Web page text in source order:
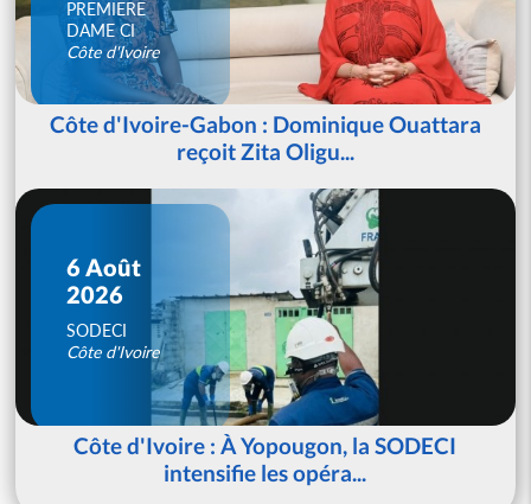
PREMIERE
DAME CI
Côte d'Ivoire
Côte d'Ivoire-Gabon : Dominique Ouattara
reçoit Zita Oligu...
6 Août
2026
SODECI
Côte d'Ivoire
Côte d'Ivoire : À Yopougon, la SODECI
intensifie les opéra...